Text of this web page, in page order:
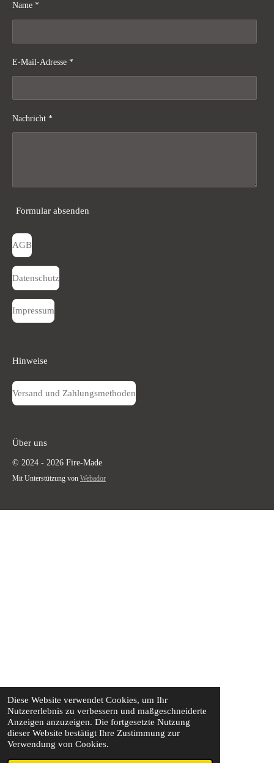
Diese Website verwendet Cookies, um Ihr
Nutzererlebnis zu verbessern und maßgeschneiderte
Anzeigen anzuzeigen. Die fortgesetzte Nutzung
dieser Website bestätigt Ihre Zustimmung zur
Verwendung von Cookies.
Name *
E-Mail-Adresse *
Nachricht *
Formular absenden
AGB
Datenschutz
Impressum
Hinweise
Versand und Zahlungsmethoden
Über uns
© 2024 - 2026 Fire-Made
Mit Unterstützung von Webador